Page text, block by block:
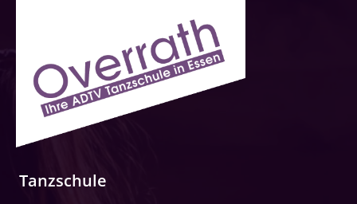
Tanzschule